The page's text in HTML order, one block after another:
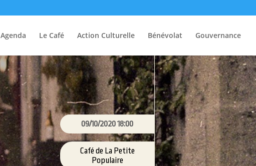
Agenda Le Café Action Culturelle Bénévolat Gouvernance
09/10/2020 18:00
Café de La Petite
Populaire